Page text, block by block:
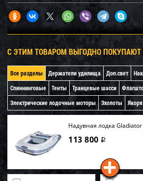
С ЭТИМ ТОВАРОМ ВЫГОДНО ПОКУПАЮТ
Все разделы Держатели удилища Доп.свет
Спиннинговые
Тенты Транцевые шасси
Электрические лодочные моторы
Эхолоты Якоря
Надувная лодка
113 800 i